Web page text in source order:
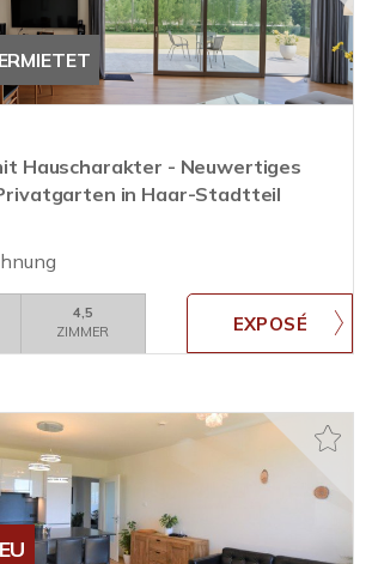
Hauscharakter - Neuwertiges
in Haar-Stadtteil
4,5
ZIMMER